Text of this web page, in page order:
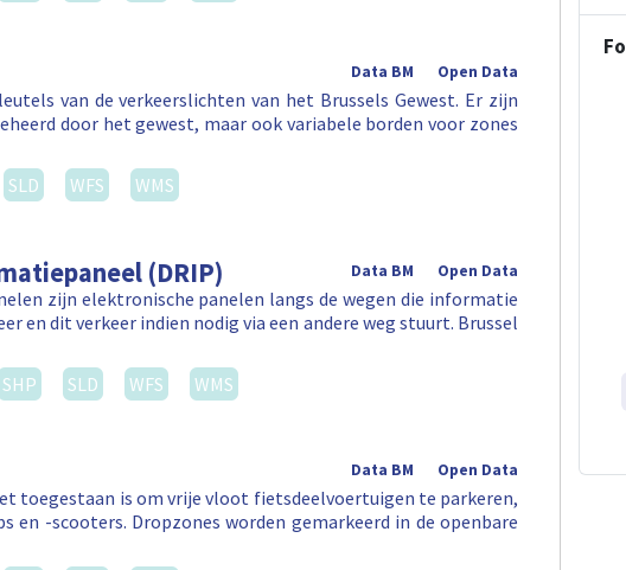
Open Data
Data BM
van de verkeerslichten van het Brussels Gewest. Er zijn
door het gewest, maar ook variabele borden voor zones
SLD WFS WMS
(DRIP) Open Data
Data BM
zijn elektronische panelen langs de wegen die informatie
en dit verkeer indien nodig via een andere weg stuurt. Brussel
SHP SLD WFS WMS
Open Data
Data BM
toegestaan is om vrije vloot fietsdeelvoertuigen te parkeren,
en -scooters. Dropzones worden gemarkeerd in de openbare